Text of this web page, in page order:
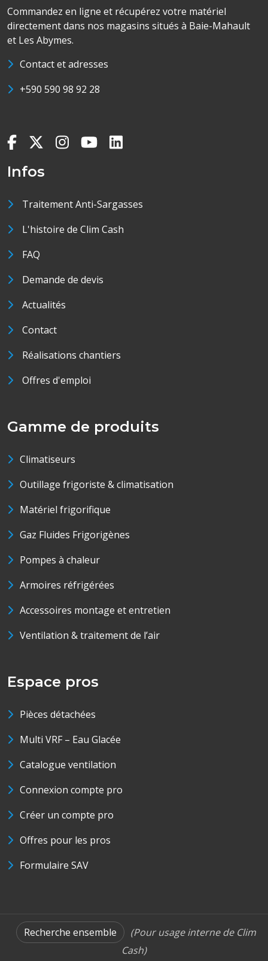
Commandez en ligne et récupérez votre matériel
directement dans nos magasins situés à Baie-Mahault
et Les Abymes.
Contact et adresses
+590 590 98 92 28
Infos
Traitement Anti-Sargasses
L'histoire de Clim Cash
FAQ
Demande de devis
Actualités
Contact
Réalisations chantiers
Offres d'emploi
Gamme de produits
Climatiseurs
Outillage frigoriste & climatisation
Matériel frigorifique
Gaz Fluides Frigorigènes
Pompes à chaleur
Armoires réfrigérées
Accessoires montage et entretien
Ventilation & traitement de l’air
Espace pros
Pièces détachées
Multi VRF – Eau Glacée
Catalogue ventilation
Connexion compte pro
Créer un compte pro
Offres pour les pros
Formulaire SAV
Recherche ensemble
(Pour usage interne de Clim
Cash)